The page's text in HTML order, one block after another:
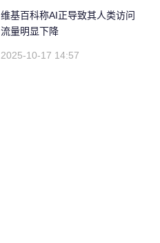
维基百科称AI正导致其人类访问
流量明显下降
2025-10-17 14:57